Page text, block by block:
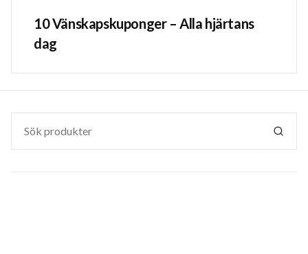
10 Vänskapskuponger – Alla hjärtans
dag
efter:
SÖK